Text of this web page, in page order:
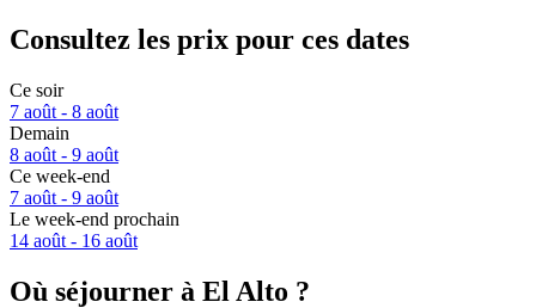
Consultez les prix pour ces dates
Ce soir
7 août - 8 août
Demain
8 août - 9 août
Ce week-end
7 août - 9 août
Le week-end prochain
14 août - 16 août
Où séjourner à El Alto ?